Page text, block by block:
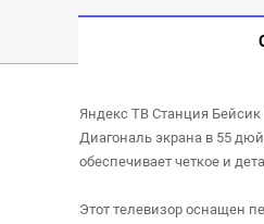
Яндекс ТВ Станция Бейсик
Диагональ экрана в 55
обеспечивает четкое и
Этот телевизор оснащен